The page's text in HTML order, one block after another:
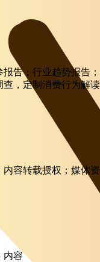
告；行业趋势报告
，定制消费行为解
容转载授权；媒体
内容